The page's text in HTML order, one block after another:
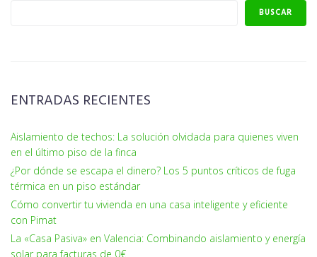
BUSCAR
ENTRADAS RECIENTES
Aislamiento de techos: La solución olvidada para quienes viven
en el último piso de la finca
¿Por dónde se escapa el dinero? Los 5 puntos críticos de fuga
térmica en un piso estándar
Cómo convertir tu vivienda en una casa inteligente y eficiente
con Pimat
La «Casa Pasiva» en Valencia: Combinando aislamiento y energía
solar para facturas de 0€